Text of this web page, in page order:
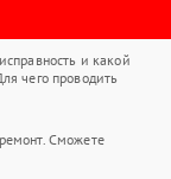
и какой
чего проводить
Сможете